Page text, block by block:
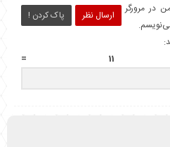
ارسال نظر پاک کردن !
در مرورگر